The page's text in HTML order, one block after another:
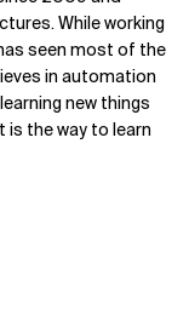
While working
seen most of the
in automation
new things
the way to learn